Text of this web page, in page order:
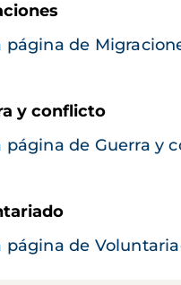
página de
y conflicto
página de Guerra y
página de